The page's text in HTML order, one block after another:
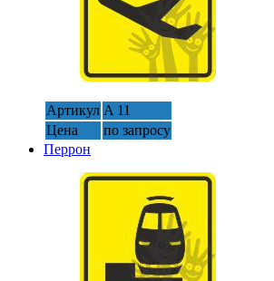
Артикул A 11
Цена
по запросу
Перрон